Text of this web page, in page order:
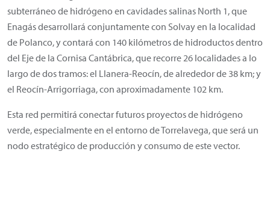
subterráneo de hidrógeno en cavidades salinas North 1, que
Enagás desarrollará conjuntamente con Solvay en la localidad
de Polanco, y contará con 140 kilómetros de hidroductos dentro
del Eje de la Cornisa Cantábrica, que recorre 26 localidades a lo
largo de dos tramos: el Llanera-Reocín, de alrededor de 38 km; y
el Reocín-Arrigorriaga, con aproximadamente 102 km.
Esta red permitirá conectar futuros proyectos de hidrógeno
verde, especialmente en el entorno de Torrelavega, que será un
nodo estratégico de producción y consumo de este vector.